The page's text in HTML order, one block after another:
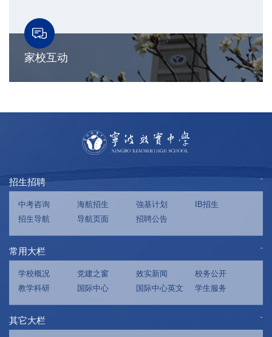
家校互动
招生招聘
中考咨询 海航招生 強基计划
IB招生
招生导航
导航页面 招聘公告
常用大栏
学校概况 党建之窗 效实新闻
校务公开
教学科研
国际中心 国际中心英文 学生服务
其它大栏